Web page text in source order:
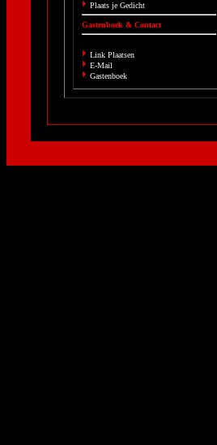
Plaats je Gedicht
Gastenboek & Contact
Link Plaatsen
E-Mail
Gastenboek